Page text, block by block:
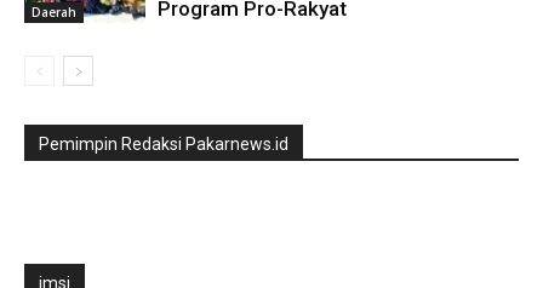
Daerah Program Pro-Rakyat
Pemimpin Redaksi Pakarnews.id
jmsi